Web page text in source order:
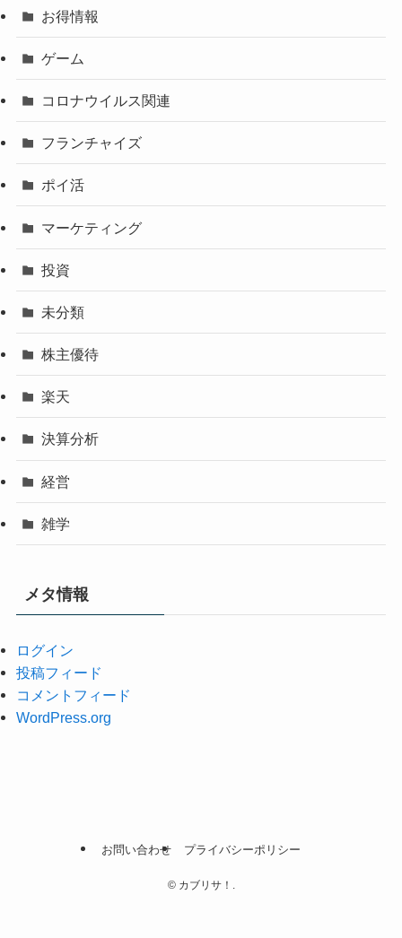
お得情報
ゲーム
コロナウイルス関連
フランチャイズ
ポイ活
マーケティング
投資
未分類
株主優待
楽天
決算分析
経営
雑学
メタ情報
ログイン
投稿フィード
コメントフィード
WordPress.org
お問い合わせ プライバシーポリシー
©カブリサ！.